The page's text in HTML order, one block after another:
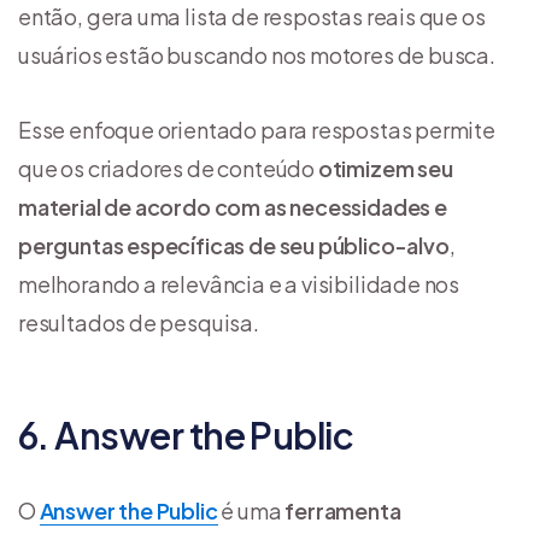
então, gera uma lista de respostas reais que os
usuários estão buscando nos motores de busca.
Esse enfoque orientado para respostas permite
que os criadores de conteúdo otimizem seu
material de acordo com as necessidades e
perguntas específicas de seu público-alvo
melhorando a relevância e a visibilidade nos
resultados de pesquisa.
6. Answer the Public
O Answer the Publicé uma ferramenta